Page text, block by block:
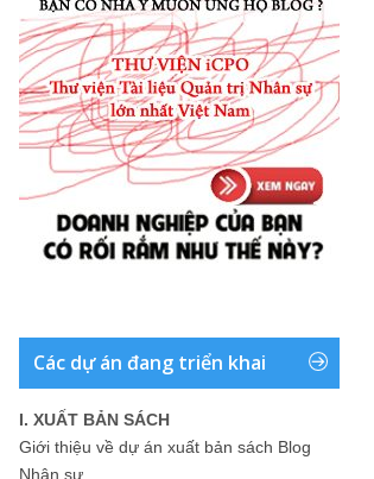
Các dự án đang triển khai
I. XUẤT BẢN SÁCH
Giới thiệu về dự án xuất bản sách Blog
Nhân sự